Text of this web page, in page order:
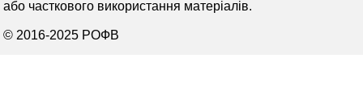
або часткового використання матеріалів.
© 2016-2025 РОФВ